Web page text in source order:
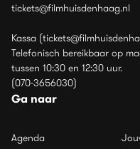
tickets@filmhuisdenhaag.nl
Kassa
Telefonisch bereikbaar op
tussen 10:30 en 12:30 uur.
(070-3656030)
Ga naar
Agenda